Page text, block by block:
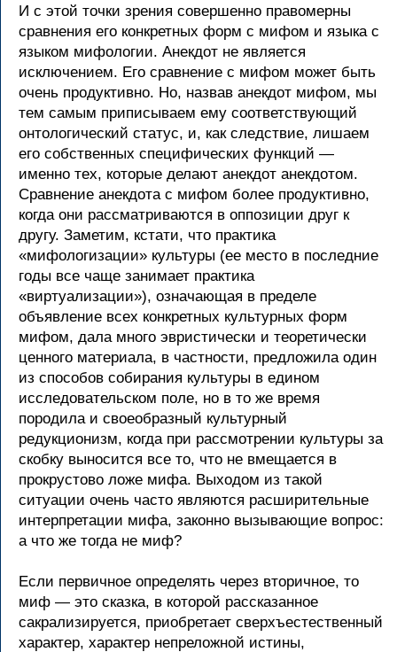
И с этой точки зрения совершенно правомерны
сравнения его конкретных форм с мифом и языка с
языком мифологии. Анекдот не является
исключением. Его сравнение с мифом может быть
очень продуктивно. Но, назвав анекдот мифом, мы
тем самым приписываем ему соответствующий
онтологический статус, и, как следствие, лишаем
его собственных специфических функций —
именно тех, которые делают анекдот анекдотом.
Сравнение анекдота с мифом более продуктивно,
когда они рассматриваются в оппозиции друг к
другу. Заметим, кстати, что практика
«мифологизации» культуры (ее место в последние
годы все чаще занимает практика
«виртуализации»), означающая в пределе
объявление всех конкретных культурных форм
мифом, дала много эвристически и теоретически
ценного материала, в частности, предложила один
из способов собирания культуры в едином
исследовательском поле, но в то же время
породила и своеобразный культурный
редукционизм, когда при рассмотрении культуры за
скобку выносится все то, что не вмещается в
прокрустово ложе мифа. Выходом из такой
ситуации очень часто являются расширительные
интерпретации мифа, законно вызывающие вопрос:
а что же тогда не миф?
Если первичное определять через вторичное, то
миф — это сказка, в которой рассказанное
сакрализируется, приобретает сверхъестественный
характер, характер непреложной истины,